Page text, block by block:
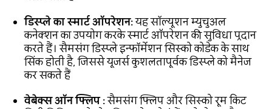
डिस्प्ले का स्मार्ट ऑपरेशन:यह सॉल्यूशन म्युचुअल
कनेक्शन का उपयोग करके स्मार्ट ऑपरेशन की सुविधा प्रदान
करते हैं। सैमसंग डिस्प्ले इन्फॉर्मेशन सिस्को कोडेक के साथ
सिंक होती है, जिससे यूजर्स कुशलतापूर्वक डिस्प्ले को मैनेज
कर सकते हैं
वेबेक्स ऑन फ्लिप :सैमसंग फ्लिप और सिस्को रूम किट